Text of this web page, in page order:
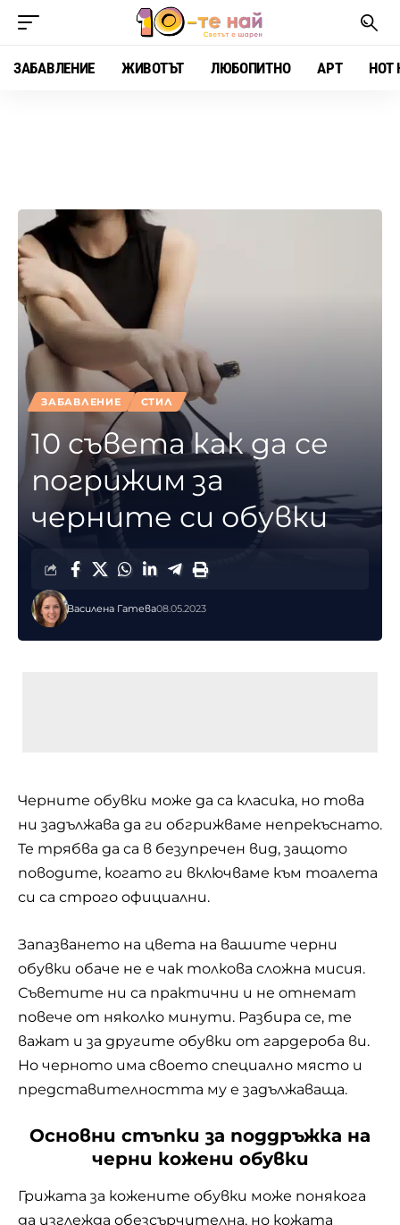
ЗАБАВЛЕНИЕ ЖИВОТЪТ ЛЮБОПИТНО АРТ HOT
ЗАБАВЛЕНИЕ СТИЛ
10 съвета как да се
погрижим за
черните си обувки
Василена Гатева08.05.2023
Черните обувки може да са класика, но това
ни задължава да ги обгрижваме непрекъснато.
Те трябва да са в безупречен вид, защото
поводите, когато ги включваме към тоалета
си са строго официални.
Запазването на цвета на вашите черни
обувки обаче не е чак толкова сложна мисия.
Съветите ни са практични и не отнемат
повече от няколко минути. Разбира се, те
важат и за другите обувки от гардероба ви.
Но черното има своето специално място и
представителността му е задължаваща.
Основни стъпки за поддръжка на
черни кожени обувки
Грижата за кожените обувки може понякога
да изглежда обезсърчителна, но кожата